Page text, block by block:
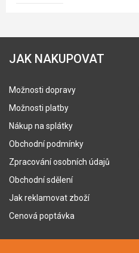
JAK NAKUPOVAT
Možnosti dopravy
Možnosti platby
Nákup na splátky
Obchodní podmínky
Zpracování osobních údajů
Obchodní sdělení
Jak reklamovat zboží
Cenová poptávka